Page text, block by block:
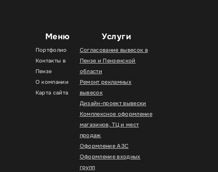
Меню
Портфолио
Контакты в
Пензе
О компании
Карта сайта
Услуги
Согласование вывесок в
Пензе и Пензенской
области
Ремонт рекламных
вывесок
Дизайн-проект вывески
Комплексное оформление
магазинов, ТЦ и мест
продаж
Оформление АЗС
Оформление входных
групп